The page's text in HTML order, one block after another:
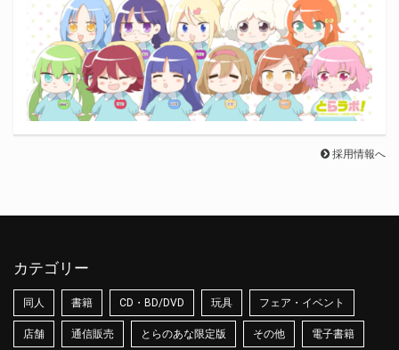
採用情報へ
カテゴリー
同人 書籍 CD・BD/DVD 玩具 フェア・イベント
店舗 通信販売 とらのあな限定版 その他 電子書籍